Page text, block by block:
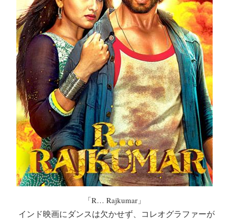
「R… Rajkumar」
インド映画にダンスは欠かせず、コレオグラファーが